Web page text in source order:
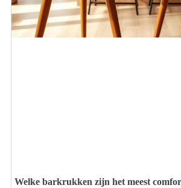
Welke barkrukken zijn het meest